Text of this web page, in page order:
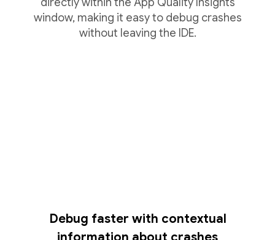
window, making it easy to debug crashes
without leaving the IDE.
Debug faster with contextual